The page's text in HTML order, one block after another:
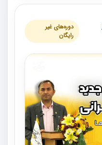
دوره‌های غیر
رایگان